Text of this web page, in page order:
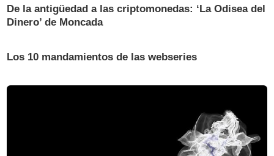
De la antigüedad a las criptomonedas: ‘La Odisea del
Dinero’ de Moncada
Los 10 mandamientos de las webseries